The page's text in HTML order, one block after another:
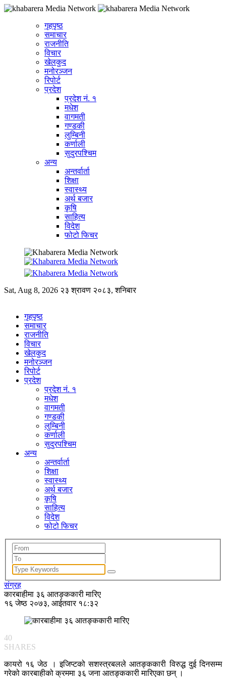
गृहपृष्ठ
समाचार
राजनीति
विचार
खेलकुद
मनोरञ्जन
रिपोर्ट
प्रदेश
प्रदेश नं. १
मधेश
वागमती
गण्डकी
लुम्बिनी
कर्णाली
सुदुरपश्चिम
अन्य
अन्तर्वार्ता
शिक्षा
स्वास्थ्य
अर्थ बजार
कृषि
साहित्य
विदेश
फोटो फिचर
Sat, Aug 8, 2026 २३ श्रावण २०८३, शनिबार
गृहपृष्ठ
समाचार
राजनीति
विचार
खेलकुद
मनोरञ्जन
रिपोर्ट
प्रदेश
प्रदेश नं. १
मधेश
वागमती
गण्डकी
लुम्बिनी
कर्णाली
सुदुरपश्चिम
अन्य
अन्तर्वार्ता
शिक्षा
स्वास्थ्य
अर्थ बजार
कृषि
साहित्य
विदेश
फोटो फिचर
संग्रह
कारबाहीमा ३६ आतङ्ककारी मारिए
१६ जेष्ठ २०७३, आईतवार १८:३२
40
SHARES
कायरो १६ जेठ । इजिप्टको सशस्त्रबलले आतङ्ककारी विरुद्ध दुई दिनसम्म
गरेको कारबाहीको क्रममा ३६ जना आतङ्ककारी मारिएका छन् ।